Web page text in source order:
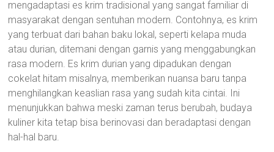
mengadaptasi es krim tradisional yang sangat familiar di
masyarakat dengan sentuhan modern. Contohnya, es krim
yang terbuat dari bahan baku lokal, seperti kelapa muda
atau durian, ditemani dengan garnis yang menggabungkan
rasa modern. Es krim durian yang dipadukan dengan
cokelat hitam misalnya, memberikan nuansa baru tanpa
menghilangkan keaslian rasa yang sudah kita cintai. Ini
menunjukkan bahwa meski zaman terus berubah, budaya
kuliner kita tetap bisa berinovasi dan beradaptasi dengan
hal-hal baru.